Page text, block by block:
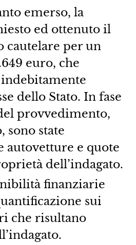
emerso, la
ed ottenuto il
cautelare per un
euro, che
dello Stato. In fase
provvedimento,
sono state
autovetture e quote
dell’indagato.
finanziarie
sui
che risultano